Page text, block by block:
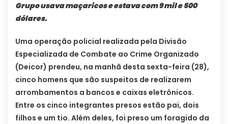
Grupo usava maçaricos e estava com 9 mil e 500
dólares.
Uma operação policial realizada pela Divisão
Especializada de Combate ao Crime Organizado
(Deicor) prendeu, na manhã desta sexta-feira (28),
cinco homens que são suspeitos de realizarem
arrombamentos a bancos e caixas eletrônicos.
Entre os cinco integrantes presos estão pai, dois
filhos e um tio. Além deles, foi preso um foragido da